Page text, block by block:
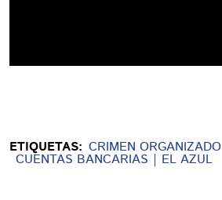
ETIQUETAS: CRIMEN ORGANIZADO
CUENTAS BANCARIAS EL AZUL